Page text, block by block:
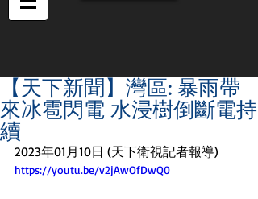
【天下新聞】灣區: 暴雨帶
來冰雹閃電 水浸樹倒斷電持
續
2023年01月10日 (天下衛視記者報導)
https://youtu.be/v2jAwOfDwQ0